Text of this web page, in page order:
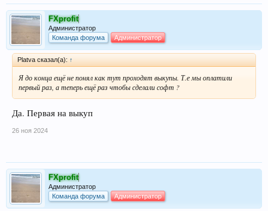
FXprofit
Администратор
Команда форума
Администратор
Platva сказал(а): ↑
Я до конца ещё не понял как тут проходят выкупы. Т.е мы оплатили
первый раз, а теперь ещё раз чтобы сделали софт ?
Да. Первая на выкуп
26 ноя 2024
FXprofit
Администратор
Команда форума
Администратор